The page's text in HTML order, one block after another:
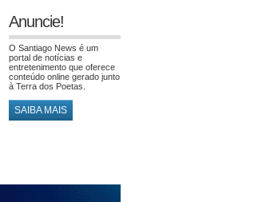
Anuncie!
O Santiago News é um
portal de notícias e
entretenimento que oferece
conteúdo online gerado junto
à Terra dos Poetas.
SAIBA MAIS